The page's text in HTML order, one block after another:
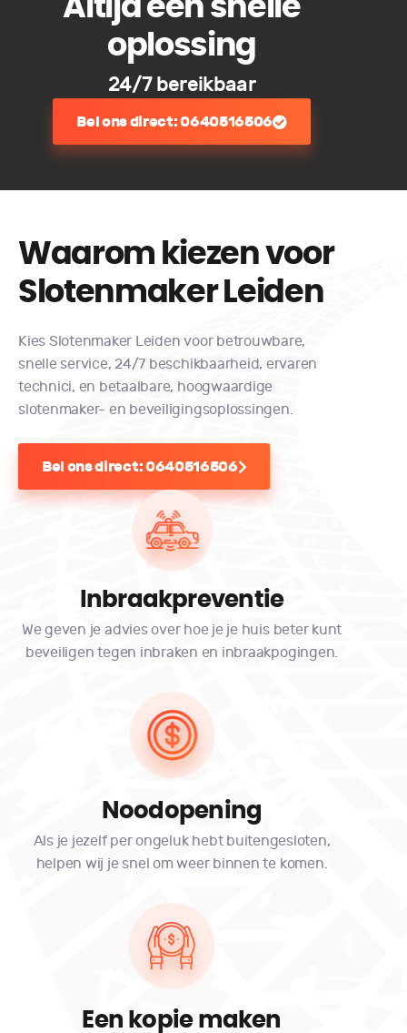
Altijd een snelle
oplossing
24/7 bereikbaar
Bel ons direct: 0640516506
Waarom kiezen voor
Slotenmaker Leiden​
Kies Slotenmaker Leiden voor betrouwbare,
snelle service, 24/7 beschikbaarheid, ervaren
technici, en betaalbare, hoogwaardige
slotenmaker- en beveiligingsoplossingen.
Bel ons direct: 0640516506
Inbraakpreventie
We geven je advies over hoe je je huis beter kunt
beveiligen tegen inbraken en inbraakpogingen.
Noodopening
Als je jezelf per ongeluk hebt buitengesloten,
helpen wij je snel om weer binnen te komen.
Een kopie maken